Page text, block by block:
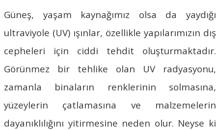
Güneş, yaşam kaynağımız olsa da yaydığı
ultraviyole (UV) ışınlar, özellikle yapılarımızın dış
cepheleri için ciddi tehdit oluşturmaktadır.
Görünmez bir tehlike olan UV radyasyonu,
zamanla binaların renklerinin solmasına,
yüzeylerin çatlamasına ve malzemelerin
dayanıklılığını yitirmesine neden olur. Neyse ki